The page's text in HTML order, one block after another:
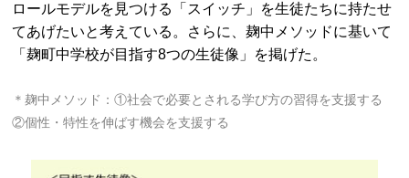
ロールモデルを見つける「スイッチ」を生徒たちに持たせ
てあげたいと考えている。さらに、麹中メソッドに基いて
「麹町中学校が目指す8つの生徒像」を掲げた。
＊麹中メソッド：①社会で必要とされる学び方の習得を支援する
②個性・特性を伸ばす機会を支援する